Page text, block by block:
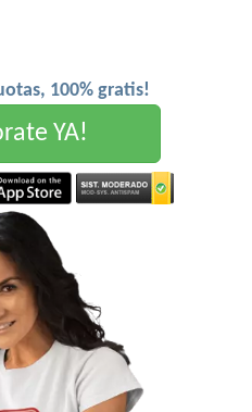
100% gratis!
YA!